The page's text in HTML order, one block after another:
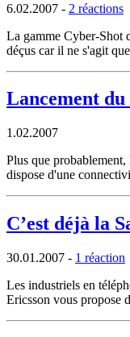
6.02.2007 - 2 réactions
La gamme Cyber-Shot
déçus car il ne s'agit
Lancement
1.02.2007
Plus que
dispose d'une
C’est déjà la
30.01.2007 - 1 réaction
Les industriels en
Ericsson vous propose